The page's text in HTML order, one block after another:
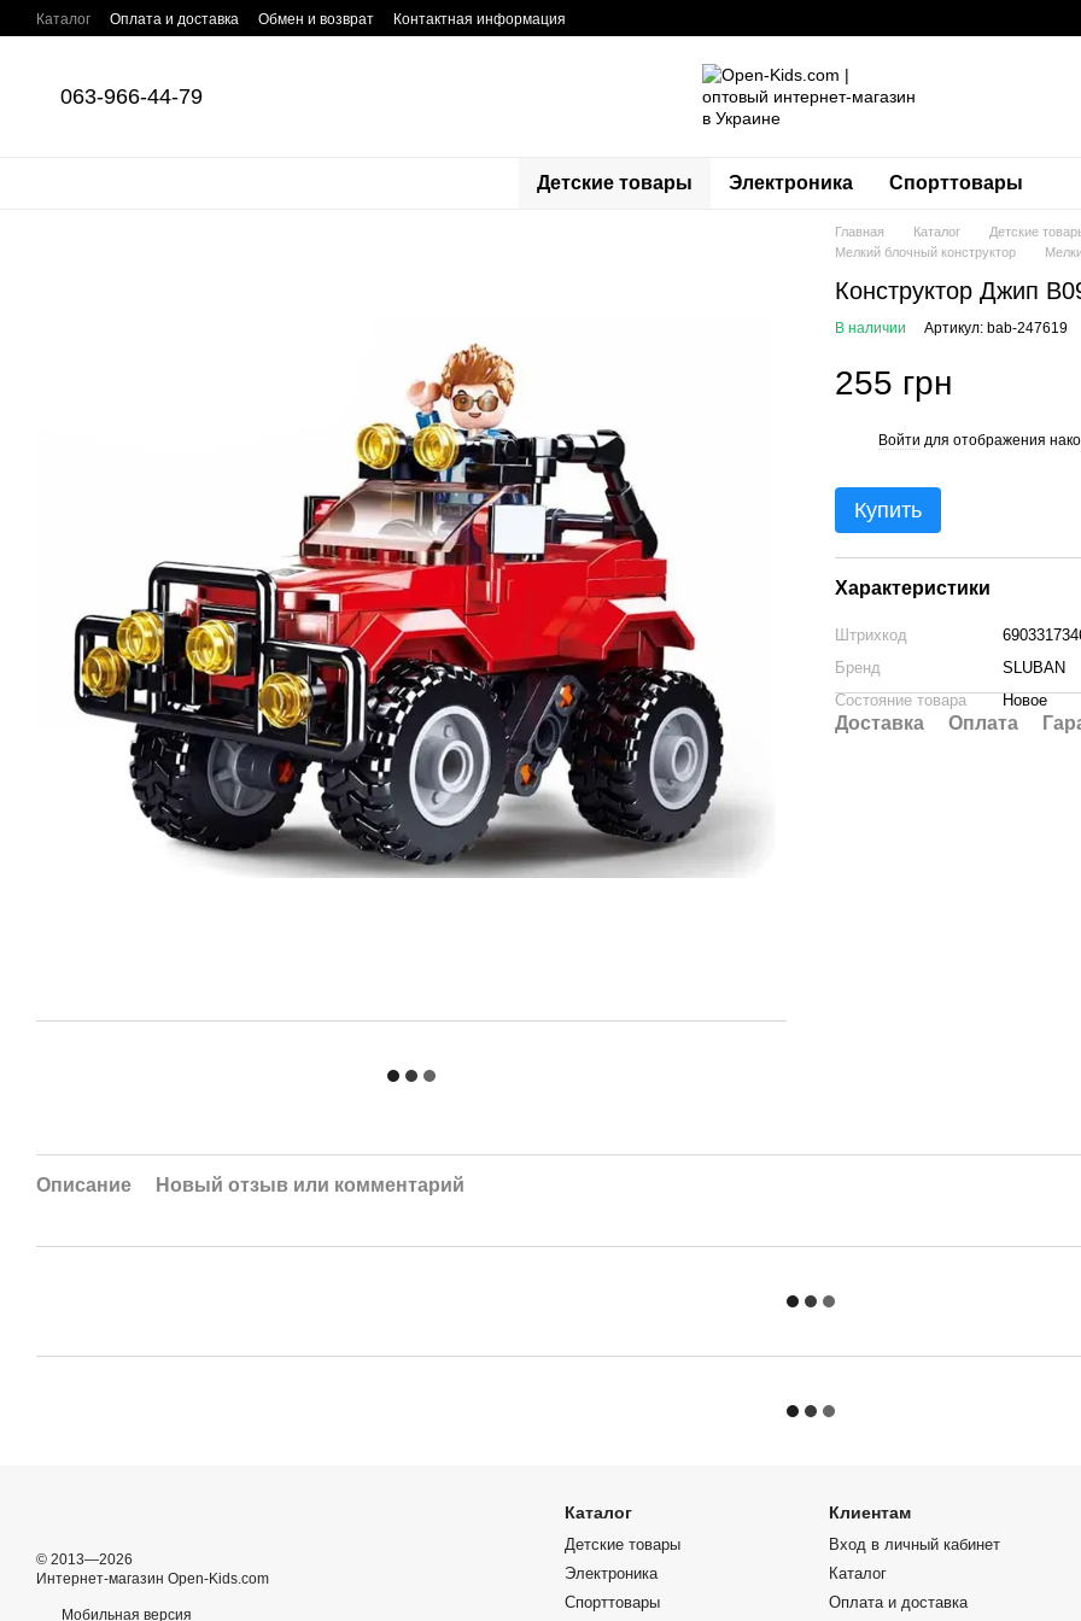
Перейти к основному контенту
Каталог Оплата и доставка Обмен и возврат Контактная информация
063-966-44-79
Детские товары Электроника Спорттовары
Главная Каталог Детские
Мелкий блочный конструктор
Конструктор Джип
В наличии Артикул: bab-247619
255 грн
Войти для отображения
Купить
Характеристики
Штрихкод
Бренд
SLUBAN
Состояние товара
Новое
Доставка Оплата
Описание Новый отзыв или комментарий
© 2013—2026
Интернет-магазин Open-Kids.com
Мобильная версия
Каталог
Детские товары
Электроника
Спорттовары
Клиентам
Вход в личный кабинет
Каталог
Оплата и доставка